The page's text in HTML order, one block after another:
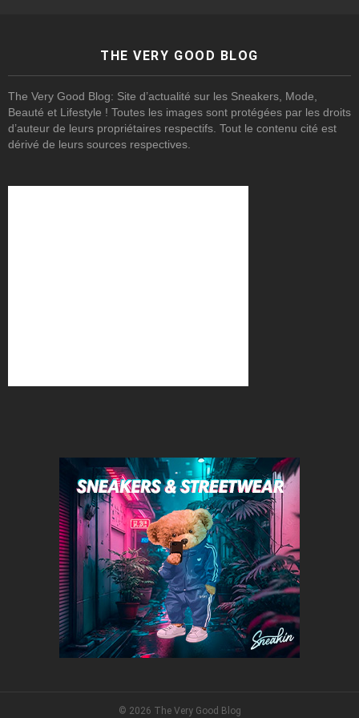
THE VERY GOOD BLOG
The Very Good Blog: Site d’actualité sur les Sneakers, Mode,
Beauté et Lifestyle ! Toutes les images sont protégées par les droits
d’auteur de leurs propriétaires respectifs. Tout le contenu cité est
dérivé de leurs sources respectives.
© 2026 The Very Good Blog